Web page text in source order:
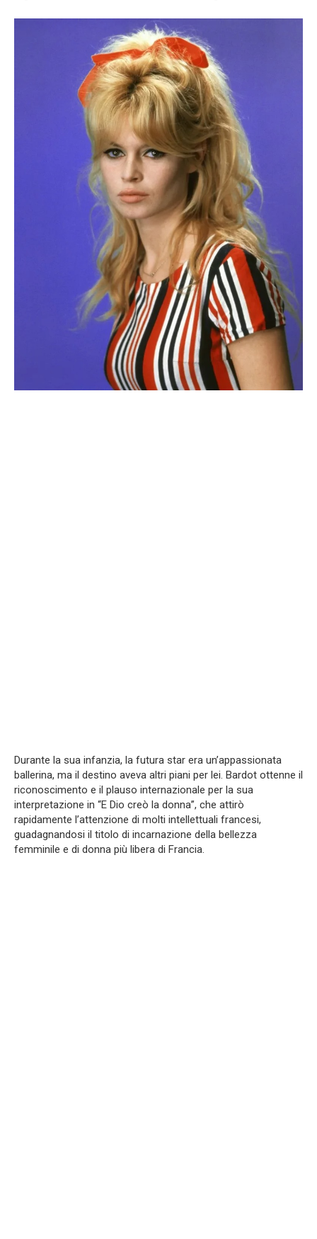
Durante la sua infanzia, la futura star era un’appassionata
ballerina, ma il destino aveva altri piani per lei. Bardot ottenne il
riconoscimento e il plauso internazionale per la sua
interpretazione in “E Dio creò la donna”, che attirò
rapidamente l’attenzione di molti intellettuali francesi,
guadagnandosi il titolo di incarnazione della bellezza
femminile e di donna più libera di Francia.